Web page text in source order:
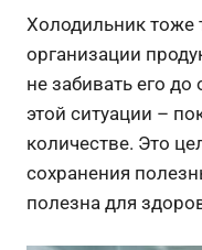
Холодильник тоже
организации
не забивать его
этой ситуации –
количестве. Это
сохранения
полезна для